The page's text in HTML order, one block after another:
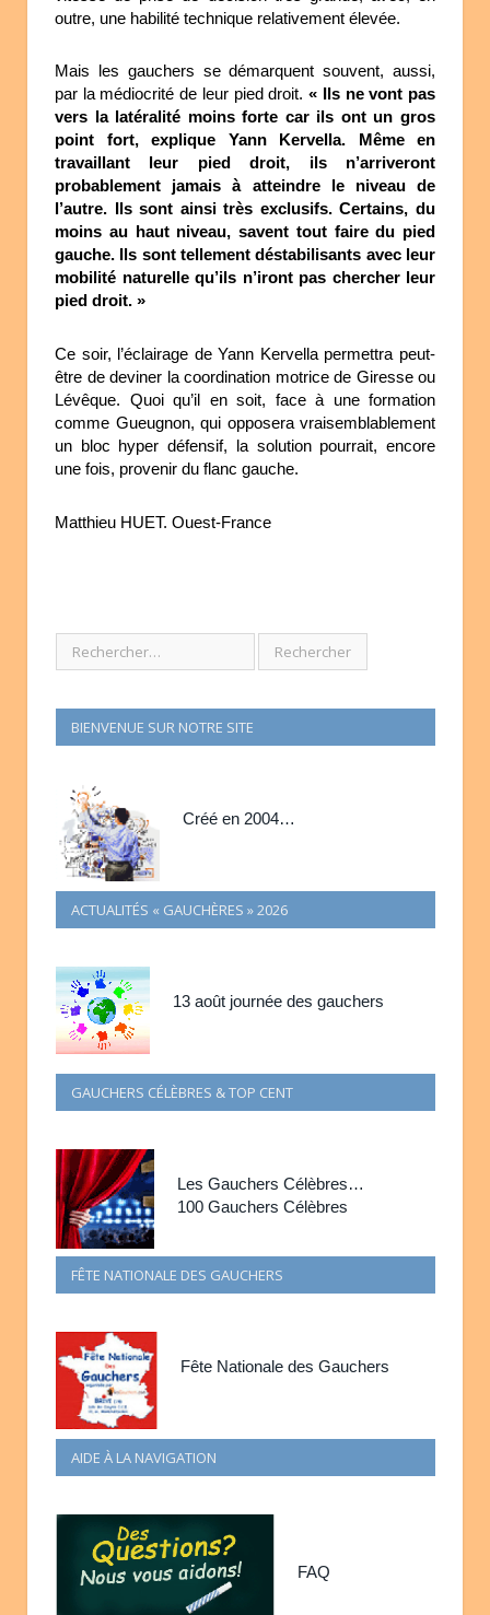
outre, une habilité technique relativement élevée.
Mais les gauchers se démarquent souvent, aussi,
par la médiocrité de leur pied droit.« Ils ne vont pas
vers la latéralité moins forte car ils ont un gros
point fort, explique Yann Kervella. Même en
travaillant leur pied droit, ils n’arriveront
probablement jamais à atteindre le niveau de
l’autre. Ils sont ainsi très exclusifs. Certains, du
moins au haut niveau, savent tout faire du pied
gauche. Ils sont tellement déstabilisants avec leur
mobilité naturelle qu’ils n’iront pas chercher leur
pied droit. »
Ce soir, l’éclairage de Yann Kervella permettra peut-
être de deviner la coordination motrice de Giresse ou
Lévêque. Quoi qu’il en soit, face à une formation
comme Gueugnon, qui opposera vraisemblablement
un bloc hyper défensif, la solution pourrait, encore
une fois, provenir du flanc gauche.
Matthieu HUET. Ouest-France
BIENVENUE SUR NOTRE SITE
Créé en 2004…
ACTUALITÉS « GAUCHÈRES » 2026
13 août journée des gauchers
GAUCHERS CÉLÈBRES & TOP CENT
Les Gauchers Célèbres…
100 Gauchers Célèbres
FÊTE NATIONALE DES GAUCHERS
Fête Nationale des Gauchers
AIDE À LA NAVIGATION
FAQ